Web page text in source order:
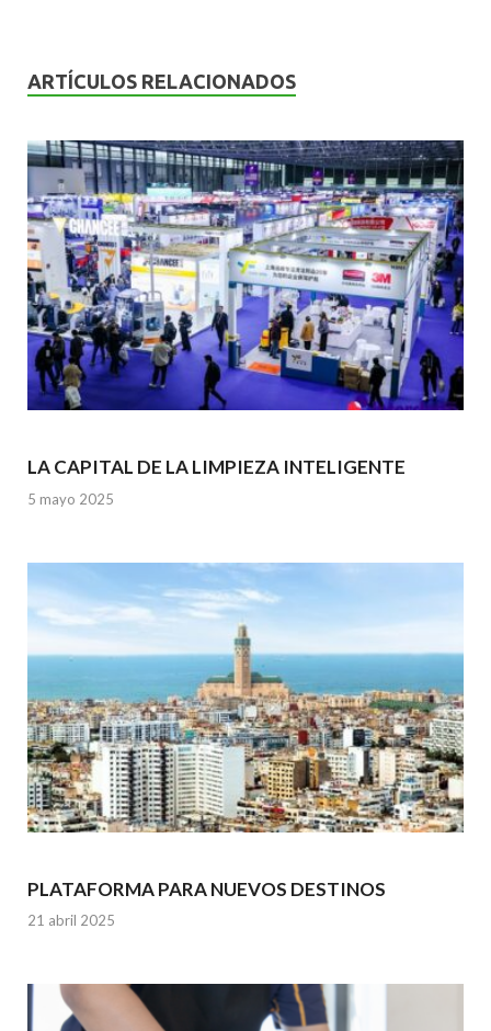
b
o
k
er l
s
p
p
dI
ARTÍCULOS RELACIONADOS
LA CAPITAL DE LA LIMPIEZA INTELIGENTE
5 mayo 2025
PLATAFORMA PARA NUEVOS DESTINOS
21 abril 2025